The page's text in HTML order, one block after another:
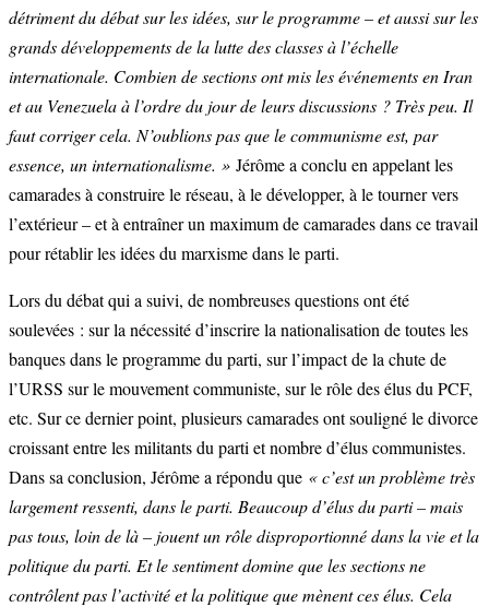
détriment du débat sur les idées, sur le programme – et aussi sur les
grands développements de la lutte des classes à l’échelle
internationale. Combien de sections ont mis les événements en Iran
et au Venezuela à l’ordre du jour de leurs discussions ? Très peu. Il
faut corriger cela. N’oublions pas que le communisme est, par
essence, un internationalisme. » Jérôme a conclu en appelant les
camarades à construire le réseau, à le développer, à le tourner vers
l’extérieur – et à entraîner un maximum de camarades dans ce travail
pour rétablir les idées du marxisme dans le parti.
Lors du débat qui a suivi, de nombreuses questions ont été
soulevées : sur la nécessité d’inscrire la nationalisation de toutes les
banques dans le programme du parti, sur l’impact de la chute de
l’URSS sur le mouvement communiste, sur le rôle des élus du PCF,
etc. Sur ce dernier point, plusieurs camarades ont souligné le divorce
croissant entre les militants du parti et nombre d’élus communistes.
Dans sa conclusion, Jérôme a répondu que « c’est un problème très
largement ressenti, dans le parti. Beaucoup d’élus du parti – mais
pas tous, loin de là – jouent un rôle disproportionné dans la vie et la
politique du parti. Et le sentiment domine que les sections ne
contrôlent pas l’activité et la politique que mènent ces élus. Cela